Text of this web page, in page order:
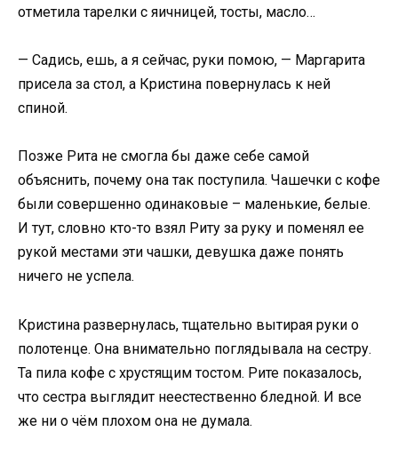
отметила тарелки с яичницей, тосты, масло…
— Садись, ешь, а я сейчас, руки помою, — Маргарита
присела за стол, а Кристина повернулась к ней
спиной.
Позже Рита не смогла бы даже себе самой
объяснить, почему она так поступила. Чашечки с кофе
были совершенно одинаковые – маленькие, белые.
И тут, словно кто-то взял Риту за руку и поменял ее
рукой местами эти чашки, девушка даже понять
ничего не успела.
Кристина развернулась, тщательно вытирая руки о
полотенце. Она внимательно поглядывала на сестру.
Та пила кофе с хрустящим тостом. Рите показалось,
что сестра выглядит неестественно бледной. И все
же ни о чём плохом она не думала.